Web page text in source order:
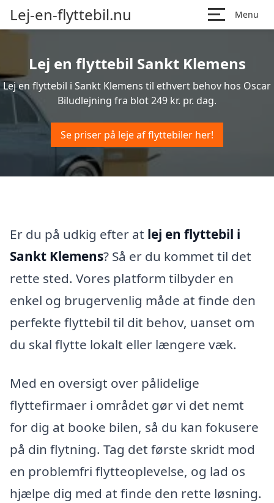
Lej-en-flyttebil.nu Menu
Lej en flyttebil Sankt Klemens
Lej en flyttebil i Sankt Klemens til ethvert behov hos Oscar
Biludlejning fra blot 249 kr. pr. dag.
Se priser på leje af flyttebiler her!
Er du på udkig efter at lej en flyttebil i
Sankt Klemens? Så er du kommet til det
rette sted. Vores platform tilbyder en
enkel og brugervenlig måde at finde den
perfekte flyttebil til dit behov, uanset om
du skal flytte lokalt eller længere væk.
Med en oversigt over pålidelige
flyttefirmaer i området gør vi det nemt
for dig at booke bilen, så du kan fokusere
på din flytning. Tag det første skridt mod
en problemfri flytteoplevelse, og lad os
hjælpe dig med at finde den rette løsning.